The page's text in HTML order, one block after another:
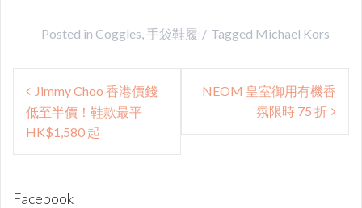
Posted in Coggles,手袋鞋履 Tagged Michael Kors
Post
navigation
Jimmy Choo 香港價錢
低至半價！鞋款最平
HK$1,580 起
NEOM 皇室御用有機香
氛限時 75 折
Facebook